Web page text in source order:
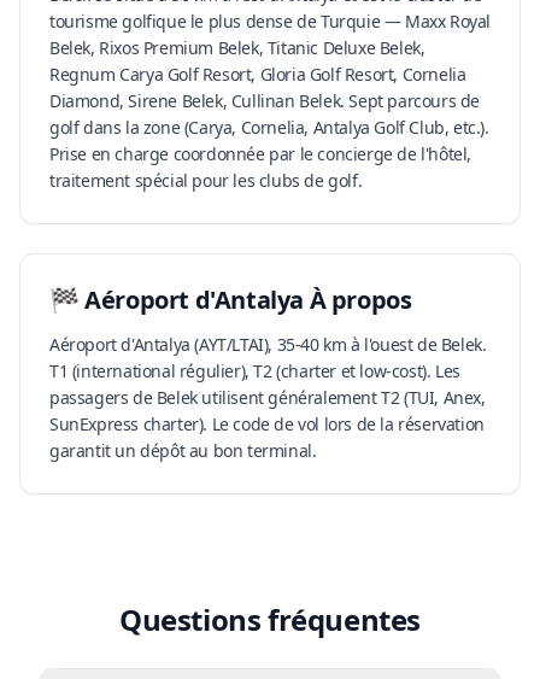
tourisme golfique le plus dense de Turquie — Maxx Royal
Belek, Rixos Premium Belek, Titanic Deluxe Belek,
Regnum Carya Golf Resort, Gloria Golf Resort, Cornelia
Diamond, Sirene Belek, Cullinan Belek. Sept parcours de
golf dans la zone (Carya, Cornelia, Antalya Golf Club, etc.).
Prise en charge coordonnée par le concierge de l'hôtel,
traitement spécial pour les clubs de golf.
🏁Aéroport d'Antalya À propos
Aéroport d'Antalya (AYT/LTAI), 35-40 km à l'ouest de Belek.
T1 (international régulier), T2 (charter et low-cost). Les
passagers de Belek utilisent généralement T2 (TUI, Anex,
SunExpress charter). Le code de vol lors de la réservation
garantit un dépôt au bon terminal.
Questions fréquentes